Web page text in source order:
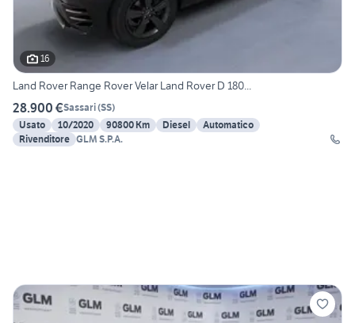
16
Land Rover Range Rover Velar Land Rover D 180...
28.900 €Sassari(SS)
Usato
10/2020 90800 Km Diesel
Automatico
Rivenditore GLM S.P.A.